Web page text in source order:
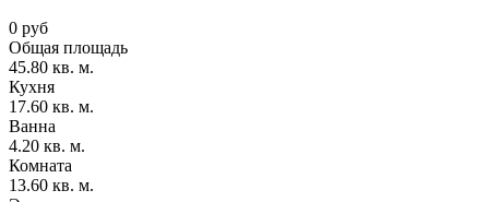
0 руб
Общая площадь
45.80 кв. м.
Кухня
17.60 кв. м.
Ванна
4.20 кв. м.
Комната
13.60 кв. м.